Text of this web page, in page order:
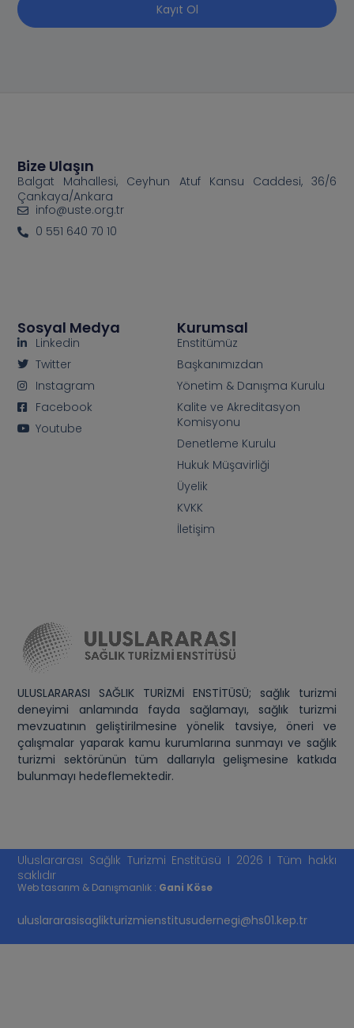
Kayıt Ol
ULUSLARARASI SAĞLIK TURİZMİ ENSTİTÜSÜ; sağlık turizmi
deneyimi anlamında fayda sağlamayı, sağlık turizmi
mevzuatının geliştirilmesine yönelik tavsiye, öneri ve
çalışmalar yaparak kamu kurumlarına sunmayı ve sağlık
turizmi sektörünün tüm dallarıyla gelişmesine katkıda
bulunmayı hedeflemektedir.
Kurumsal
Enstitümüz
Başkanımızdan
Yönetim & Danışma Kurulu
Kalite ve Akreditasyon
Komisyonu
Denetleme Kurulu
Hukuk Müşavirliği
Üyelik
KVKK
İletişim
Sosyal Medya
Linkedin
Twitter
Instagram
Facebook
Youtube
Bize Ulaşın
Balgat Mahallesi, Ceyhun Atuf Kansu Caddesi, 36/6
Çankaya/Ankara
info@uste.org.tr
0 551 640 70 10
Uluslararası Sağlık Turizmi Enstitüsü I 2026 I Tüm hakkı
saklıdır
Web tasarım & Danışmanlık : Gani Köse
uluslararasisaglikturizmienstitusudernegi@hs01.kep.tr